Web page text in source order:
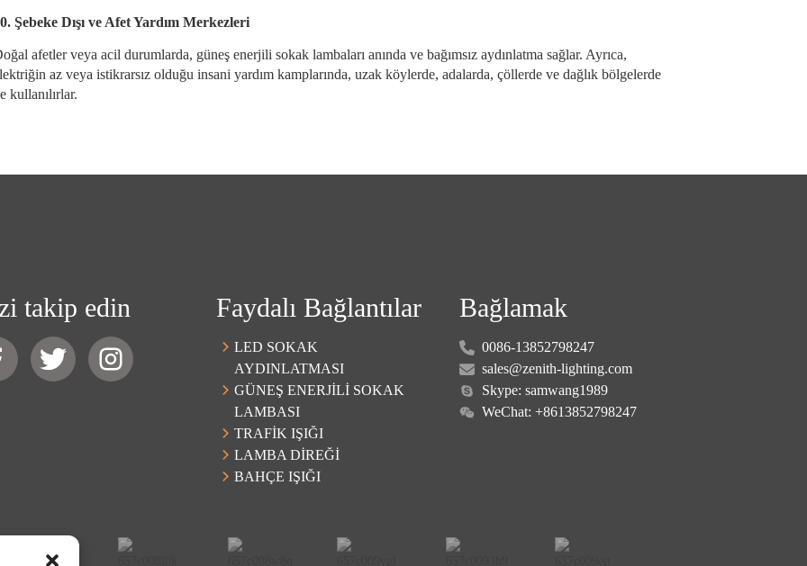
Şebeke Dışı ve Afet Yardım Merkezleri
afetler veya acil durumlarda, güneş enerjili sokak lambaları anında ve bağımsız aydınlatma sağlar. Ayrıca,
az veya istikrarsız olduğu insani yardım kamplarında, uzak köylerde, adalarda, çöllerde ve dağlık bölgelerde
kullanılırlar.
takip edin Faydalı Bağlantılar
LED SOKAK
AYDINLATMASI
GÜNEŞ ENERJİLİ SOKAK
LAMBASI
TRAFİK IŞIĞI
LAMBA DİREĞİ
BAHÇE IŞIĞI
Bağlamak
0086-13852798247
sales@zenith-lighting.com
Skype: samwang1989
WeChat: +8613852798247